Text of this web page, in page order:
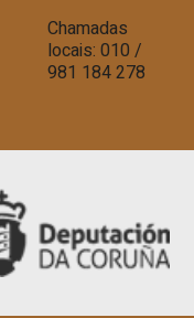
Chamadas
locais: 010 /
981 184 278